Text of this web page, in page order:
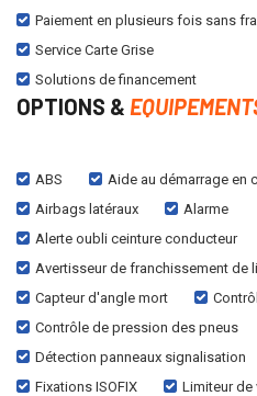
Paiement en plusieurs fois sans
Service Carte Grise
Solutions de financement
OPTIONS &
ABS Aide au démarrage en
Airbags latéraux
Alarme
Alerte oubli ceinture conducteur
Avertisseur de franchissement de
Capteur d'angle mort
Contrôle de pression des pneus
Détection panneaux signalisation
Fixations ISOFIX
Limiteur de